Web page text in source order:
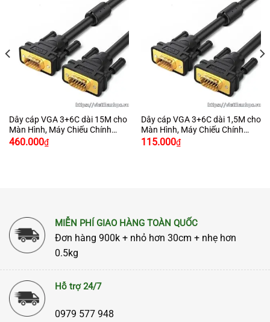
Dây cáp VGA 3+6C dài 15M cho
Màn Hình, Máy Chiếu Chính
Hãng Ugreen 11634 Cao Cấp
460.000₫
Dây cáp VGA 3+6C dài 1,5M cho
Màn Hình, Máy Chiếu Chính
Hãng Ugreen 11630 Cao Cấp
115.000₫
MIỄN PHÍ GIAO HÀNG TOÀN QUỐC
Đơn hàng 900k + nhỏ hơn 30cm + nhẹ hơn
0.5kg
Hỗ trợ 24/7
0979 577 948